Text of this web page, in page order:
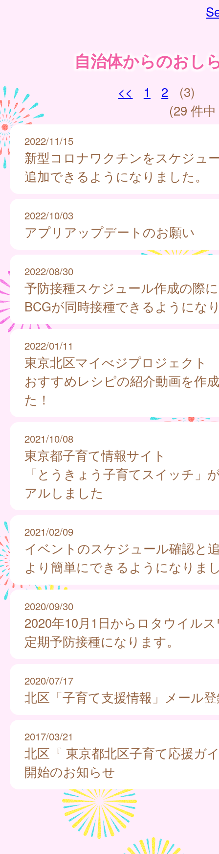
自治体からのおし
<< 1 2
(3)
(29 件
2022/11/15
新型コロナワクチンをスケジュ
追加できるようになりました。
2022/10/03
アプリアップデートのお願い
2022/08/30
予防接種スケジュール作成の際
BCGが同時接種できるようにな
2022/01/11
東京北区マイべジプロジェクト
おすすめレシピの紹介動画を作
た！
2021/10/08
東京都子育て情報サイト
「とうきょう子育てスイッチ」
アルしました
2021/02/09
イベントのスケジュール確認と
より簡単にできるようになりま
2020/09/30
2020年10月1日からロタウイル
定期予防接種になります。
2020/07/17
北区「子育て支援情報」メール
2017/03/21
北区『 東京都北区子育て応援ガ
開始のお知らせ